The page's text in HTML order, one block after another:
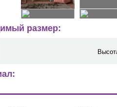
размер: